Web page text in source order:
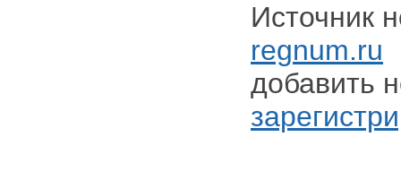
Источник
regnum.ru
добавить